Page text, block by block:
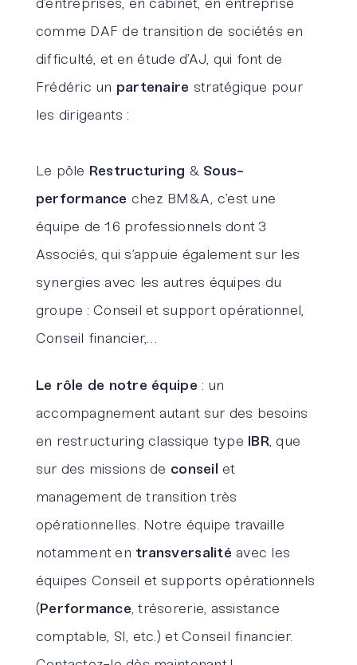
d’entreprises, en cabinet, en entreprise
comme DAF de transition de sociétés en
difficulté, et en étude d’AJ, qui font de
Frédéric un partenaire stratégique pour
les dirigeants :
Le pôle Restructuring & Sous-
performance chez BM&A, c’est une
équipe de 16 professionnels dont 3
Associés, qui s’appuie également sur les
synergies avec les autres équipes du
groupe : Conseil et support opérationnel,
Conseil financier,…
Le rôle de notre équipe : un
accompagnement autant sur des besoins
en restructuring classique type
IBR, que
sur des missions de conseil et
management de transition très
opérationnelles. Notre équipe travaille
notamment en transversalité avec les
équipes Conseil et supports opérationnels
( Performance, trésorerie, assistance
comptable, SI, etc.) et Conseil financier.